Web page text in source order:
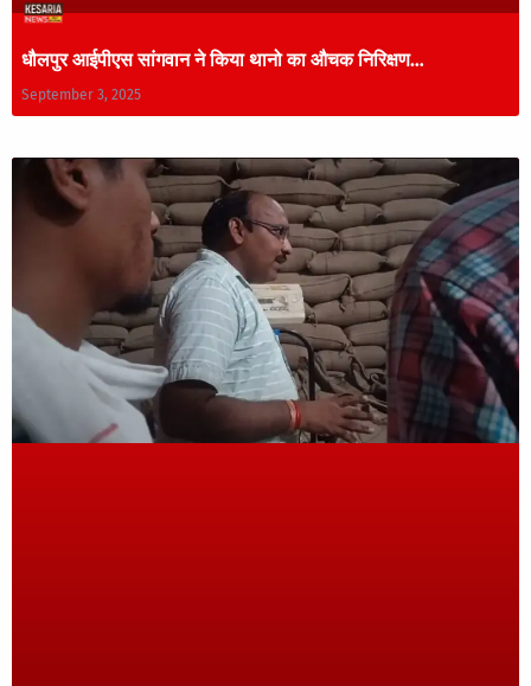
धौलपुर आईपीएस सांगवान ने किया थानो का औचक निरिक्षण…
September 3, 2025